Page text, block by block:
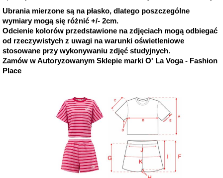
Ubrania mierzone są na płasko, dlatego poszczególne
wymiary mogą się różnić +/- 2cm.
Odcienie kolorów przedstawione na zdjęciach mogą odbiegać
od rzeczywistych z uwagi na warunki oświetleniowe
stosowane przy wykonywaniu zdjęć studyjnych.
Zamów w Autoryzowanym Sklepie marki O' La Voga - Fashion
Place